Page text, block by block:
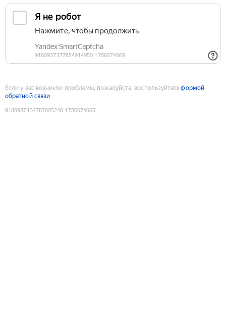
Если у вас возникли проблемы, пожалуйста, воспользуйтесьформой
обратной связи
9180937134787005248:1786074065